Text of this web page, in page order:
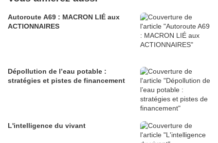
Autoroute A69 : MACRON LIÉ aux
ACTIONNAIRES
Dépollution de l’eau potable :
stratégies et pistes de financement
L'intelligence du vivant